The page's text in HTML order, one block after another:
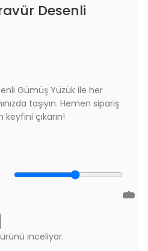
Desenli
Gümüş Yüzük ile her
taşıyın. Hemen sipariş
çıkarın!
inceliyor.